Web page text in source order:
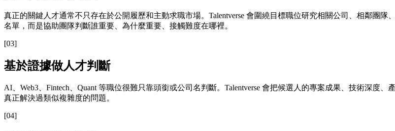
真正的關鍵人才通常不只存在於公開履歷和主動求職市場。Talentverse 會圍繞目標職位研究相關公司、相鄰團
名單，而是協助團隊判斷誰重要、為什麼重要、接觸難度在哪裡。
[03]
基於證據做人才判斷
AI、Web3、Fintech、Quant 等職位很難只靠頭銜或公司名判斷。Talentverse 會把候選人的專案成果、技術深度
真正解決過類似複雜度的問題。
[04]